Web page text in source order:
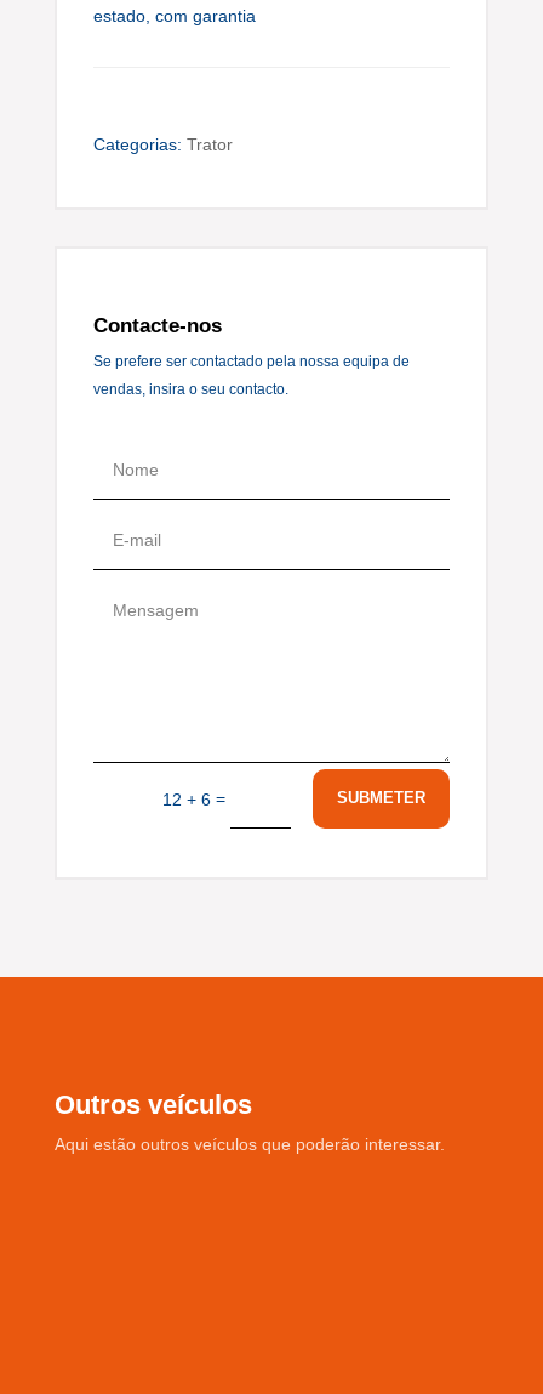
estado, com garantia
Categorias: Trator
Contacte-nos
Se prefere ser contactado pela nossa equipa de
vendas, insira o seu contacto.
12 + 6 = SUBMETER
Outros veículos
Aqui estão outros veículos que poderão interessar.